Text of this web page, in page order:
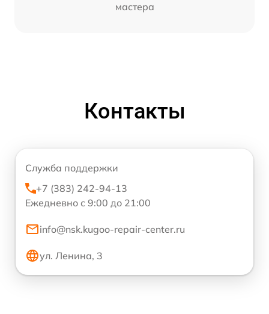
мастера
Контакты
Служба поддержки
+7 (383) 242-94-13
Ежедневно с 9:00 до 21:00
info@nsk.kugoo-repair-center.ru
ул. Ленина, 3